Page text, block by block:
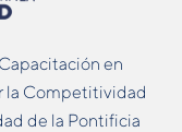
en
la Competitividad
de la Pontificia